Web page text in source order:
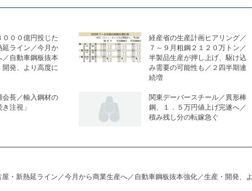
０００億円投じた
ライン／今月か
／自動車鋼板抜本
発、より高度に
経産省の生産計画ヒアリング／
７～９月粗鋼２１２０万トン／
半製品生産が押し上げ、駆け込
み需要の可能性も／２四半期連
続増
長／輸入鋼材の
注視」
関東デーバースチール／異形棒
鋼、１．５万円値上げ完遂へ／
積み残し分の転嫁急ぐ
・新熱延ライン／今月から商業生産へ／自動車鋼板抜本強化／生産・開発、よ